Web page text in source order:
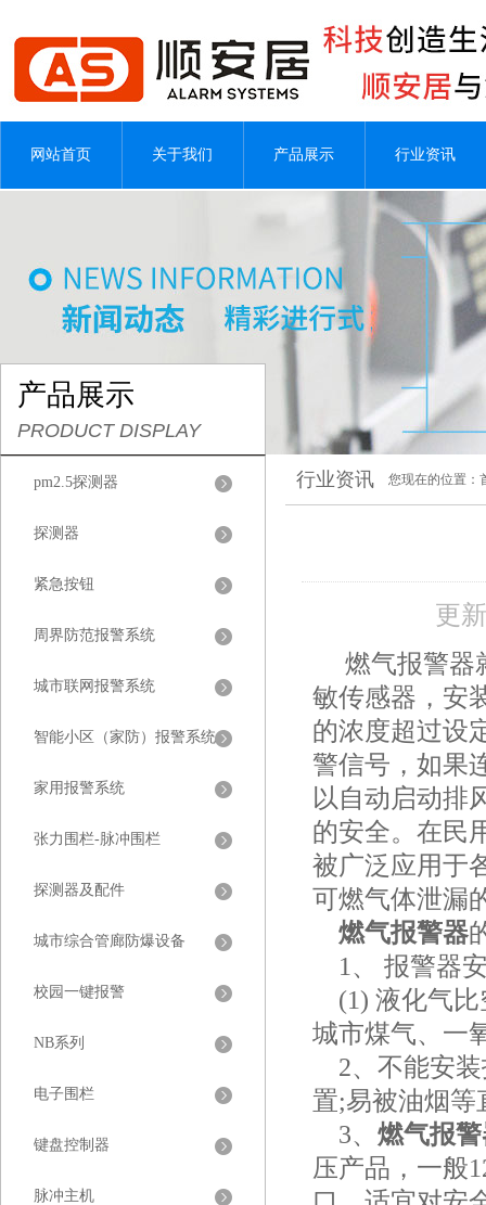
网站首页 关于我们 产品展示 行业资讯
产品展示
PRODUCT DISPLAY
pm2.5探测器
探测器
紧急按钮
周界防范报警系统
城市联网报警系统
智能小区（家防）报警系统
家用报警系统
张力围栏-脉冲围栏
探测器及配件
城市综合管廊防爆设备
校园一键报警
NB系列
电子围栏
键盘控制器
脉冲主机
行业资讯 您现在的位置：
更
燃气报警器
敏传感器，安
的浓度超过设
警信号，如果
以自动启动排
的安全。在民
被广泛应用于
可燃气体泄漏
燃气报警器
1、 报警器
(1) 液化气比
城市煤气、一
2、不能安装
置;易被油烟等
3、 燃气报
压产品，一般